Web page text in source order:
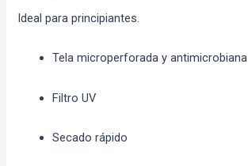
Ideal para principiantes.
Tela microperforada y antimicrobiana
Filtro UV
Secado rápido